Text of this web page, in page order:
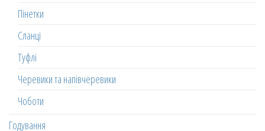
Пінетки
Сланці
Туфлі
Черевики та напівчеревики
Чоботи
Годування